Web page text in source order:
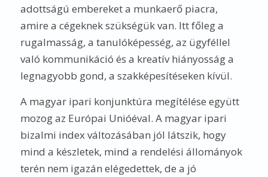
adottságú embereket a munkaerő piacra,
amire a cégeknek szükségük van. Itt főleg a
rugalmasság, a tanulóképesség, az ügyféllel
való kommunikáció és a kreatív hiányosság a
legnagyobb gond, a szakképesítéseken kívül.
A magyar ipari konjunktúra megítélése együtt
mozog az Európai Unióéval. A magyar ipari
bizalmi index változásában jól látszik, hogy
mind a készletek, mind a rendelési állományok
terén nem igazán elégedettek, de a jó